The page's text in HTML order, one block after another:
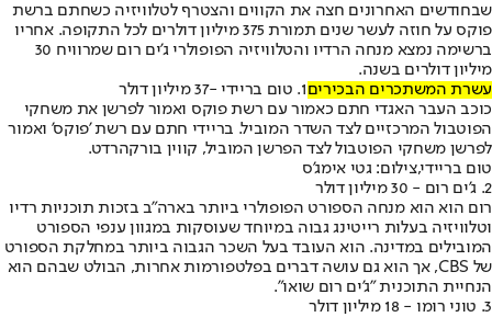
שבחודשים האחרונים חצה את הקווים והצטרף לטלוויזיה כשחתם ברשת
פוקס על חוזה לעשר שנים תמורת 375 מיליון דולרים לכל התקופה. אחריו
ברשימה נמצא מנחה הרדיו והטלוויזיה הפופולרי ג'ים רום שמרוויח 30
מיליון דולרים בשנה.
עשרת המשתכרים הבכירים1. טום בריידי -37 מיליון דולר
כוכב העבר האגדי חתם כאמור עם רשת פוקס ואמור לפרשן את משחקי
הפוטבול המרכזיים לצד השדר המוביל. בריידי חתם עם רשת 'פוקס' ואמור
לפרשן משחקי הפוטבול לצד הפרשן המוביל, קווין בורקהרדט.
טום בריידי,צילום: גטי אימג'ס
2. ג'ים רום - 30 מיליון דולר
רום הוא הוא מנחה הספורט הפופולרי ביותר בארה"ב בזכות תוכניות רדיו
וטלוויזיה בעלות רייטינג גבוה במיוחד שעוסקות במגוון ענפי הספורט
המובילים במדינה. הוא העובד בעל השכר הגבוה ביותר במחלקת הספורט
של CBS, אך הוא גם עושה דברים בפלטפורמות אחרות, הבולט שבהם הוא
הנחיית התוכנית "ג'ים רום שואו".
3. טוני רומו - 18 מיליון דולר